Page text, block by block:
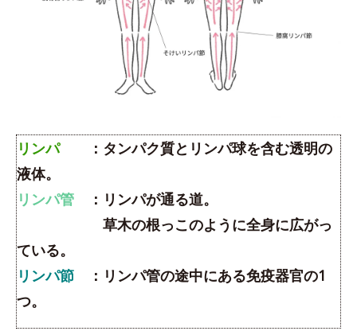
リンパ：タンパク質とリンパ球を含む透明の
液体。
リンパ管 ：リンパが通る道。
草木の根っこのように全身に広がっ
ている。
リンパ節 ：リンパ管の途中にある免疫器官の1
つ。